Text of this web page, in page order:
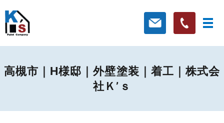
高槻市｜H様邸｜外壁塗装｜着工｜株式会
社Ｋ’ｓ